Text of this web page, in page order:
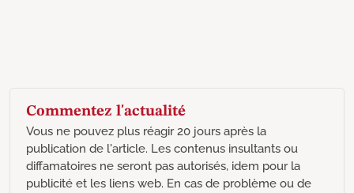
Commentez l'actualité
Vous ne pouvez plus réagir 20 jours après la
publication de l'article. Les contenus insultants ou
diffamatoires ne seront pas autorisés, idem pour la
publicité et les liens web. En cas de problème ou de